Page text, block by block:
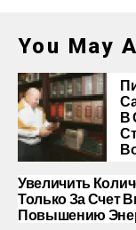
You May
В
Увеличить
Только За Счет
Повышению